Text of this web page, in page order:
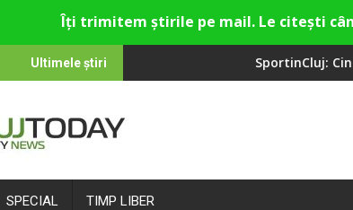
Ultimele știri
din Cluj-Napoca SportinCluj: Cine este fotbalistul
SPECIAL TIMP LIBER